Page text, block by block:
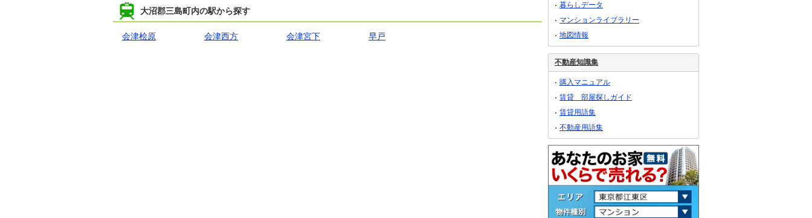
大沼郡三島町内の駅から探す
会津桧原 会津西方 会津宮下 早戸
暮らしデータ
マンションライブラリー
地図情報
不動産知識集
購入マニュアル
賃貸 部屋探しガイド
賃貸用語集
不動産用語集